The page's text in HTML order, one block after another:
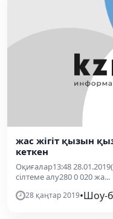
жас жігіт қызын
кеткен
Оқиғалар13:48
сілтеме алу280 0 020 жа...
28 қаңтар 2019•Шоу-